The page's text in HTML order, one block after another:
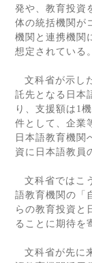
発や、教育投資
体の統括機関が
機関と連携機関
想定されている。
文科省が示し
託先となる日本
り、支援額は 1
件として、企業
日本語教育機関
資に日本語教員
文科省ではこ
語教育機関の「
らの教育投資と
ることに期待を
文科省が先に